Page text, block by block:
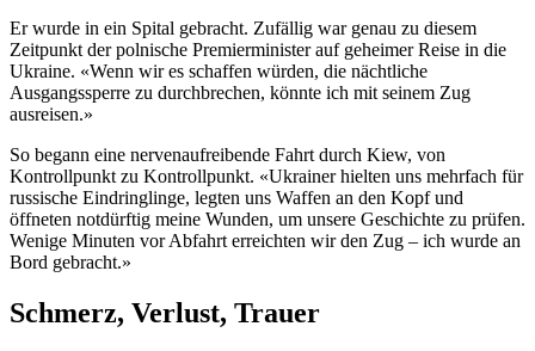
Er wurde in ein Spital gebracht. Zufällig war genau zu diesem
Zeitpunkt der polnische Premierminister auf geheimer Reise in die
Ukraine. «Wenn wir es schaffen würden, die nächtliche
Ausgangssperre zu durchbrechen, könnte ich mit seinem Zug
ausreisen.»
So begann eine nervenaufreibende Fahrt durch Kiew, von
Kontrollpunkt zu Kontrollpunkt. «Ukrainer hielten uns mehrfach für
russische Eindringlinge, legten uns Waffen an den Kopf und
öffneten notdürftig meine Wunden, um unsere Geschichte zu prüfen.
Wenige Minuten vor Abfahrt erreichten wir den Zug – ich wurde an
Bord gebracht.»
Schmerz, Verlust, Trauer